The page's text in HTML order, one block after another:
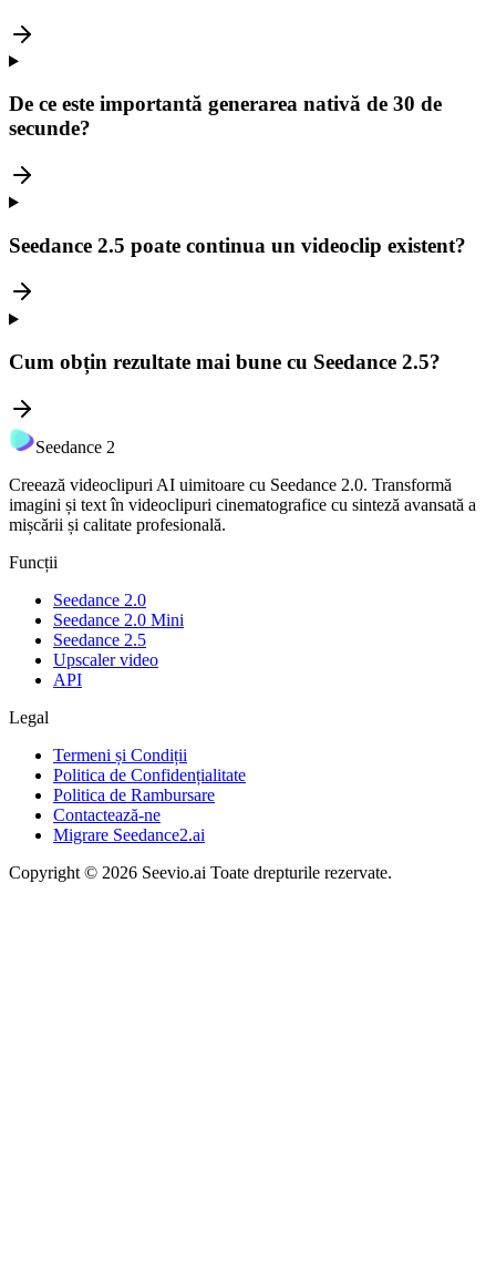
De ce este importantă generarea nativă de 30 de
secunde?
Seedance 2.5 poate continua un videoclip existent?
Cum obțin rezultate mai bune cu Seedance 2.5?
Seedance 2
Creează videoclipuri AI uimitoare cu Seedance 2.0. Transformă
imagini și text în videoclipuri cinematografice cu sinteză avansată a
mișcării și calitate profesională.
Funcții
Seedance 2.0
Seedance 2.0 Mini
Seedance 2.5
Upscaler video
API
Legal
Termeni și Condiții
Politica de Confidențialitate
Politica de Rambursare
Contactează-ne
Migrare Seedance2.ai
Copyright © 2026 Seevio.ai Toate drepturile rezervate.